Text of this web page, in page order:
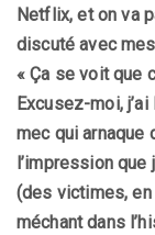
Netflix, et on va
discuté avec
« Ça se voit que
Excusez-moi, j’ai
mec qui arnaque
l’impression
(des victimes,
méchant dans